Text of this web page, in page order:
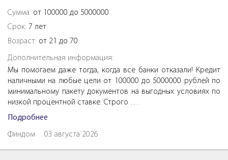
Сумма: от 100000 до 5000000
Срок: 7 лет
Возраст: от 21 до 70
Дополнительная информация:
Мы помогаем даже тогда, когда все банки отказали! Кредит
наличными на любые цели от 100000 до 5000000 рублей по
минимальному пакету документов на выгодных условиях по
низкой процентной ставке. Строго …
Подробнее
Финдом 03 августа 2026